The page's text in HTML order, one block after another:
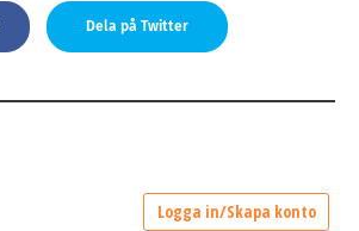
Dela på Twitter